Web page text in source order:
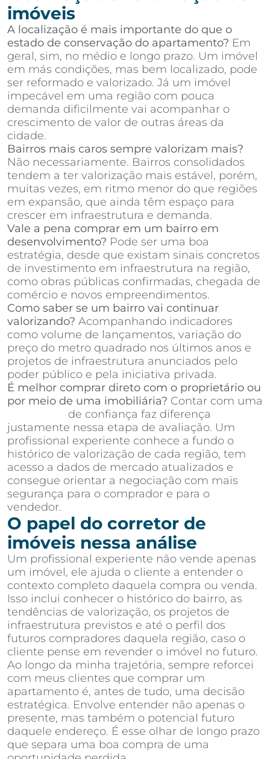
imóveis
A localização é mais importante do que o
estado de conservação do apartamento? Em
geral, sim, no médio e longo prazo. Um imóvel
em más condições, mas bem localizado, pode
ser reformado e valorizado. Já um imóvel
impecável em uma região com pouca
demanda dificilmente vai acompanhar o
crescimento de valor de outras áreas da
cidade.
Bairros mais caros sempre valorizam mais?
Não necessariamente. Bairros consolidados
tendem a ter valorização mais estável, porém,
muitas vezes, em ritmo menor do que regiões
em expansão, que ainda têm espaço para
crescer em infraestrutura e demanda.
Vale a pena comprar em um bairro em
desenvolvimento? Pode ser uma boa
estratégia, desde que existam sinais concretos
de investimento em infraestrutura na região,
como obras públicas confirmadas, chegada de
comércio e novos empreendimentos.
Como saber se um bairro vai continuar
valorizando? Acompanhando indicadores
como volume de lançamentos, variação do
preço do metro quadrado nos últimos anos e
projetos de infraestrutura anunciados pelo
poder público e pela iniciativa privada.
É melhor comprar direto com o proprietário ou
por meio de uma imobiliária? Contar com uma
de confiança faz diferença
justamente nessa etapa de avaliação. Um
profissional experiente conhece a fundo o
histórico de valorização de cada região, tem
acesso a dados de mercado atualizados e
consegue orientar a negociação com mais
segurança para o comprador e para o
vendedor.
O papel do corretor de
imóveis nessa análise
Um profissional experiente não vende apenas
um imóvel, ele ajuda o cliente a entender o
contexto completo daquela compra ou venda.
Isso inclui conhecer o histórico do bairro, as
tendências de valorização, os projetos de
infraestrutura previstos e até o perfil dos
futuros compradores daquela região, caso o
cliente pense em revender o imóvel no futuro.
Ao longo da minha trajetória, sempre reforcei
com meus clientes que comprar um
apartamento é, antes de tudo, uma decisão
estratégica. Envolve entender não apenas o
presente, mas também o potencial futuro
daquele endereço. É esse olhar de longo prazo
que separa uma boa compra de uma